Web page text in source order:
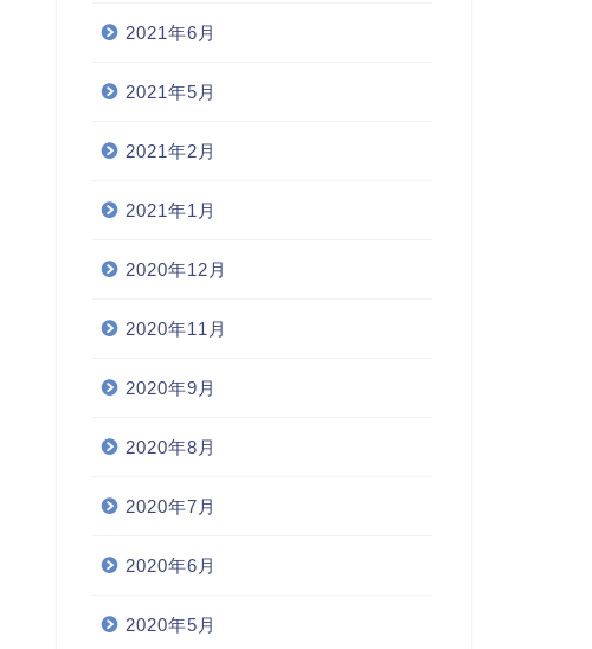
2021年6月
2021年5月
2021年2月
2021年1月
2020年12月
2020年11月
2020年9月
2020年8月
2020年7月
2020年6月
2020年5月